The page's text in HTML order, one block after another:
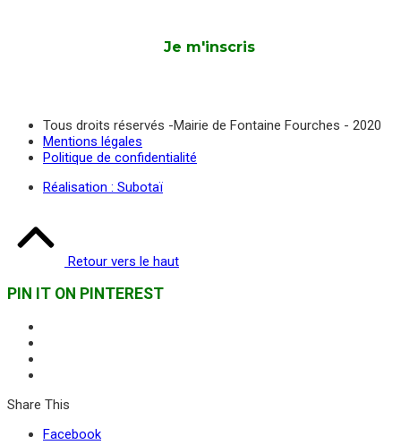
Tous droits réservés -Mairie de Fontaine Fourches - 2020
Mentions légales
Politique de confidentialité
Réalisation : Subotaï
Retour vers le haut
PIN IT ON PINTEREST
Share This
Facebook